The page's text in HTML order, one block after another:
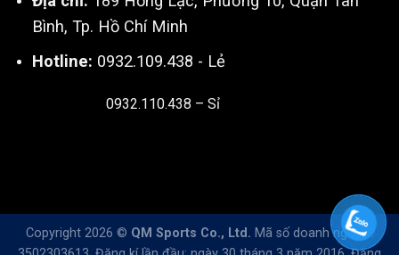
Bình, Tp. Hồ Chí Minh
Hotline: 0932.109.438 - Lẻ
0932.110.438 – Sỉ
Copyright 2026 © QM Sports Co., Ltd. Mã số doanh nghiệp: